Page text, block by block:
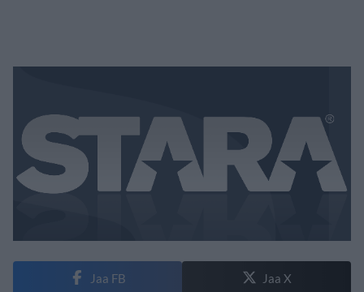
Jaa FB Jaa X